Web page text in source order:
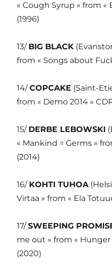
« Cough Syrup » from «
(1996)
13/ BIG BLACK
from « Songs about
14/COPCAKE (Saint-
from « Demo 2014 »
15/ DERBE LEBOWSKI
« Mankind = Germs »
(2014)
16/ KOHTI TUHOA
Virtaa » from « Ela
17/SWEEPING
me out » from « Hunger
(2020)